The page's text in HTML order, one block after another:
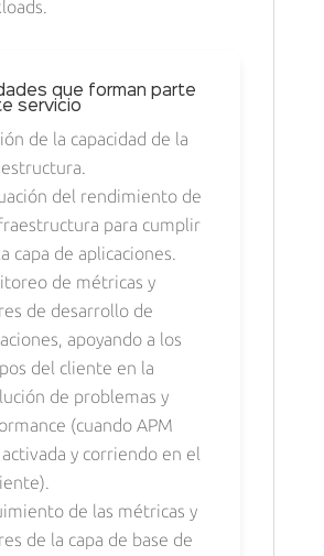
que forman parte
servicio
de la capacidad de la
del rendimiento de
para cumplir
capa de aplicaciones.
de métricas y
de desarrollo de
apoyando a los
del cliente en la
de problemas y
(cuando APM
y corriendo en el
de las métricas y
de la capa de base de